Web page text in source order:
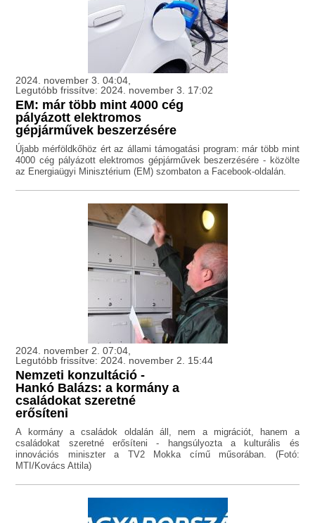
2024. november 3. 04:04,
Legutóbb frissítve: 2024. november 3. 17:02
EM: már több mint 4000 cég
pályázott elektromos
gépjárművek beszerzésére
Újabb mérföldkőhöz ért az állami támogatási program: már több mint
4000 cég pályázott elektromos gépjárművek beszerzésére - közölte
az Energiaügyi Minisztérium (EM) szombaton a Facebook-oldalán.
2024. november 2. 07:04,
Legutóbb frissítve: 2024. november 2. 15:44
Nemzeti konzultáció -
Hankó Balázs: a kormány a
családokat szeretné
erősíteni
A kormány a családok oldalán áll, nem a migrációt, hanem a
családokat szeretné erősíteni - hangsúlyozta a kulturális és
innovációs miniszter a TV2 Mokka című műsorában. (Fotó:
MTI/Kovács Attila)